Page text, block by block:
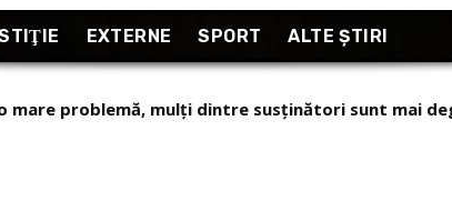
EXTERNE SPORT ALTE ŞTIRI
o mare problemă, mulți dintre susținători sunt mai